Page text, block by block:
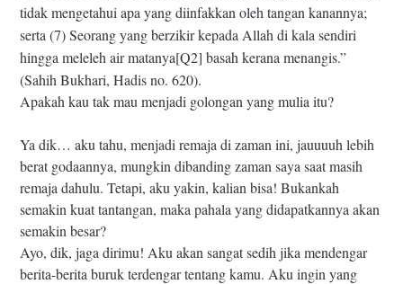
tidak mengetahui apa yang diinfakkan oleh tangan kanannya;
serta (7) Seorang yang berzikir kepada Allah di kala sendiri
hingga meleleh air matanya[Q2] basah kerana menangis.”
(Sahih Bukhari, Hadis no. 620).
Apakah kau tak mau menjadi golongan yang mulia itu?
Ya dik… aku tahu, menjadi remaja di zaman ini, jauuuuh lebih
berat godaannya, mungkin dibanding zaman saya saat masih
remaja dahulu. Tetapi, aku yakin, kalian bisa! Bukankah
semakin kuat tantangan, maka pahala yang didapatkannya akan
semakin besar?
Ayo, dik, jaga dirimu! Aku akan sangat sedih jika mendengar
berita-berita buruk terdengar tentang kamu. Aku ingin yang